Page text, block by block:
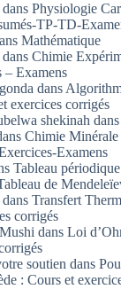
dans Physiologie
TP-TD-
Mathématique
dans Chimie
– Examens
dans
exercices corrigés
shekinah dans
Chimie Minérale
Examens
Tableau
de
dans Transfert
corrigés
dans Loi
soutien dans
: Cours et